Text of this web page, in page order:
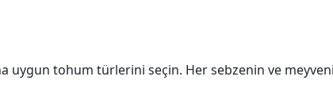
uygun tohum türlerini seçin. Her sebzenin ve